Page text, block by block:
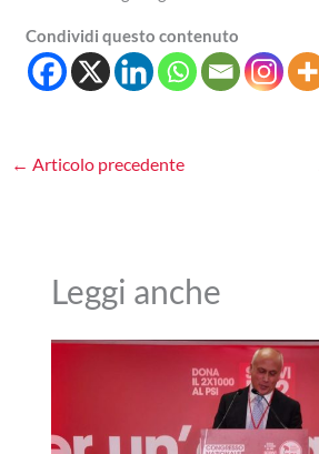
Condividi questo contenuto
← Articolo precedente
Leggi anche